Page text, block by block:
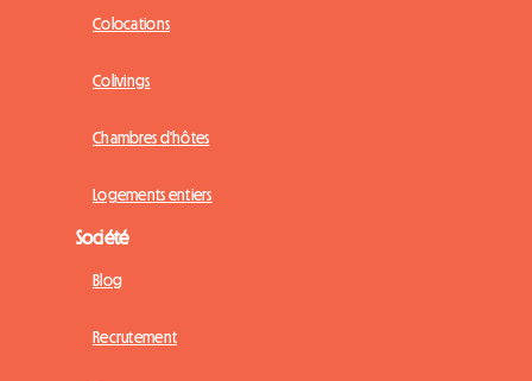
Colocations
Colivings
Chambres d'hôtes
Logements entiers
Société
Blog
Recrutement